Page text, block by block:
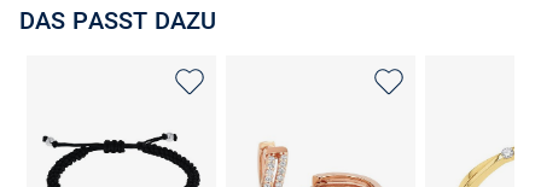
DAS PASST DAZU